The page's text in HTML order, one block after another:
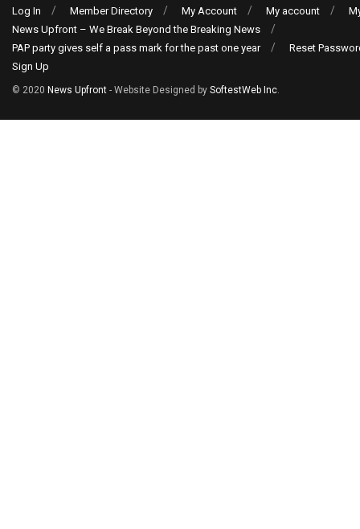
Log In
Member Directory My Account My account
News Upfront – We Break Beyond the Breaking News
PAP party gives self a pass mark for the past one year
Reset
Sign Up
© 2020 News Upfront - Website Designed by SoftestWeb Inc.